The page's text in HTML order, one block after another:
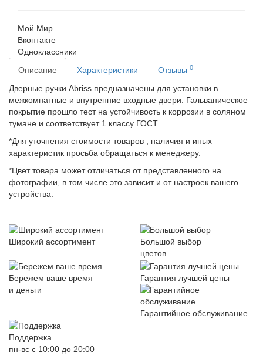
Мой Мир
Вконтакте
Одноклассники
Описание
Характеристики Отзывы 0
Дверные ручки Abriss предназначены для установки в
межкомнатные и внутренние входные двери. Гальваническое
покрытие прошло тест на устойчивость к коррозии в соляном
тумане и соответствует 1 классу ГОСТ.
*Для уточнения стоимости товаров , наличия и иных
характеристик просьба обращаться к менеджеру.
*Цвет товара может отличаться от представленного на
фотографии, в том числе это зависит и от настроек вашего
устройства.
Широкий ассортимент
Большой выбор
цветов
Бережем ваше время
и деньги
Гарантия лучшей цены
Гарантийное обслуживание
Поддержка
пн-вс с 10:00 до 20:00